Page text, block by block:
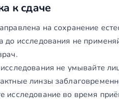
к сдаче
на сохранение
исследования не
не умывайте
линзы
исследование во время